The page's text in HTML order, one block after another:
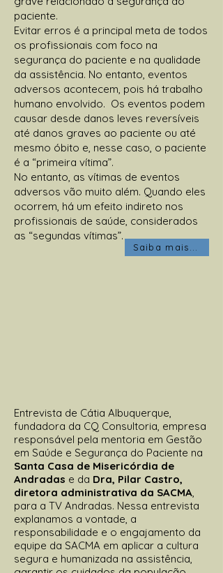
paciente.
Evitar erros é a principal meta de todos
os profissionais com foco na
segurança do paciente e na qualidade
da assistência. No entanto, eventos
adversos acontecem, pois há trabalho
humano envolvido. Os eventos podem
causar desde danos leves reversíveis
até danos graves ao paciente ou até
mesmo óbito e, nesse caso, o paciente
é a “primeira vítima”.
No entanto, as vítimas de eventos
adversos vão muito além. Quando eles
ocorrem, há um efeito indireto nos
profissionais de saúde, considerados
as “segundas vítimas”.
Saiba mais...
Entrevista de Cátia Albuquerque,
fundadora da CQ Consultoria, empresa
responsável pela mentoria em Gestão
em Saúde e Segurança do Paciente na
Santa Casa de Misericórdia de
Andradas e da Dra, Pilar Castro,
diretora administrativa da SACMA,
para a TV Andradas. Nessa entrevista
explanamos a vontade, a
responsabilidade e o engajamento da
equipe da SACMA em aplicar a cultura
segura e humanizada na assistência,